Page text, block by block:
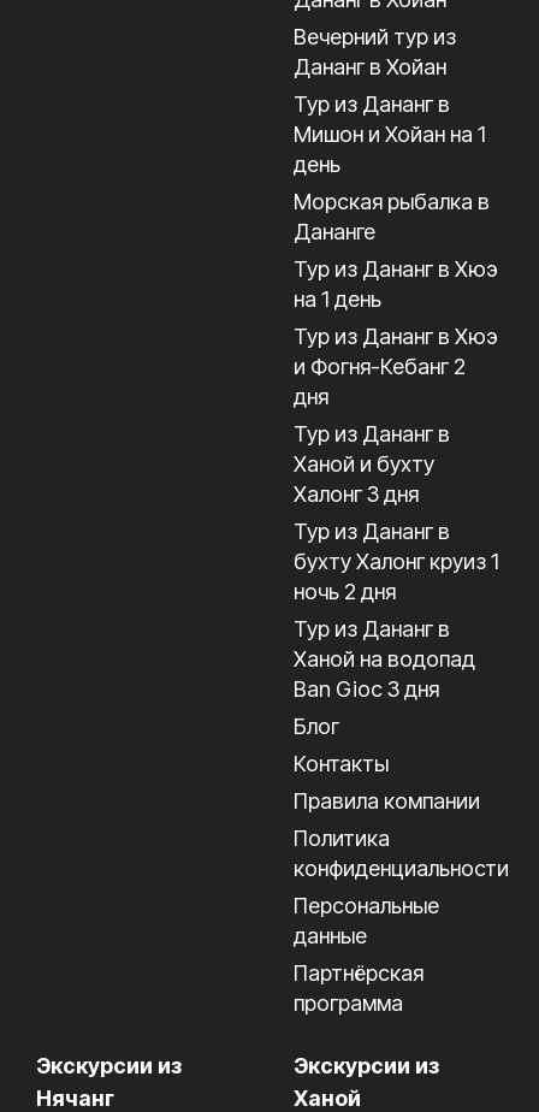
Вечерний тур из
Дананг в Хойан
Тур из Дананг в
Мишон и Хойан на 1
день
Морская рыбалка в
Дананге
Тур из Дананг в Хюэ
на 1 день
Тур из Дананг в Хюэ
и Фогня-Кебанг 2
дня
Тур из Дананг в
Ханой и бухту
Халонг 3 дня
Тур из Дананг в
бухту Халонг круиз 1
ночь 2 дня
Тур из Дананг в
Ханой на водопад
Ban Gioc 3 дня
Блог
Контакты
Правила компании
Политика
конфиденциальности
Персональные
данные
Партнёрская
программа
Экскурсии из
Нячанг
Экскурсии из
Ханой